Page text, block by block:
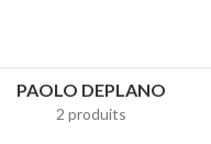
PAOLO DEPLANO
2 produits